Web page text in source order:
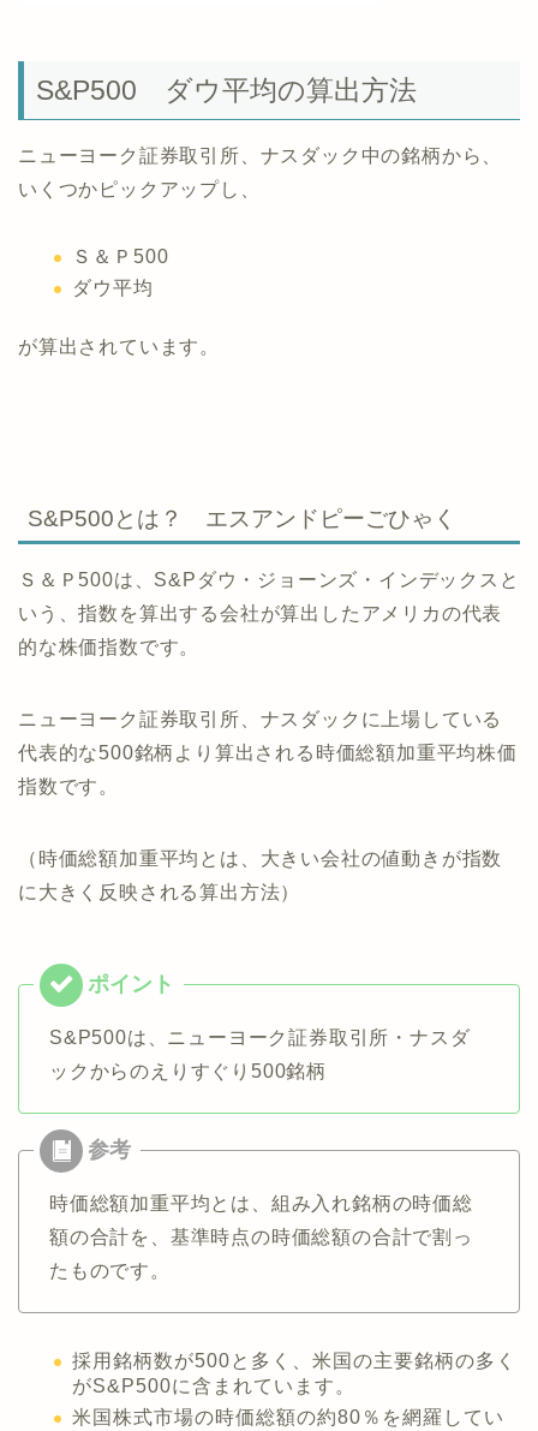
S&P500 ダウ平均の算出方法
ニューヨーク証券取引所、ナスダック中の銘柄から、
いくつかピックアップし、
Ｓ＆Ｐ500
ダウ平均
が算出されています。
S&P500とは？ エスアンドピーごひゃく
Ｓ＆Ｐ500は、S&Pダウ・ジョーンズ・インデックスと
いう、指数を算出する会社が算出したアメリカの代表
的な株価指数です。
ニューヨーク証券取引所、ナスダックに上場している
代表的な500銘柄より算出される時価総額加重平均株価
指数です。
（時価総額加重平均とは、大きい会社の値動きが指数
に大きく反映される算出方法）
S&P500は、ニューヨーク証券取引所・ナスダ
ックからのえりすぐり500銘柄
時価総額加重平均とは、組み入れ銘柄の時価総
額の合計を、基準時点の時価総額の合計で割っ
たものです。
採用銘柄数が500と多く、米国の主要銘柄の多く
がS&P500に含まれています。
米国株式市場の時価総額の約80％を網羅してい